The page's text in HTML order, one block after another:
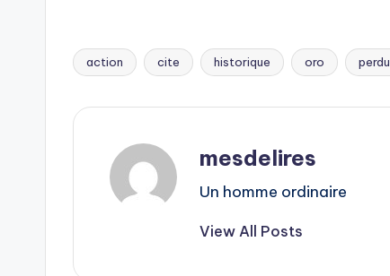
Tags:
action cite historique oro perdu
mesdelires
Un homme ordinaire
View All Posts